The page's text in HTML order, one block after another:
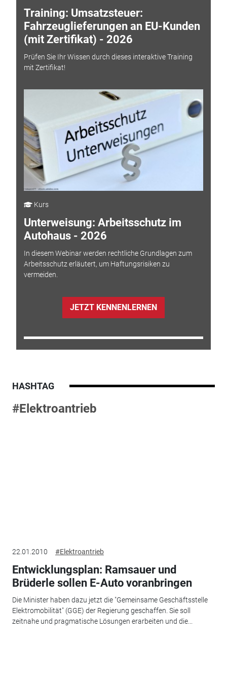
Training: Umsatzsteuer:
Fahrzeuglieferungen an EU-Kunden
(mit Zertifikat) - 2026
Prüfen Sie Ihr Wissen durch dieses interaktive Training
mit Zertifikat!
Kurs
Unterweisung: Arbeitsschutz im
Autohaus - 2026
In diesem Webinar werden rechtliche Grundlagen zum
Arbeitsschutz erläutert, um Haftungsrisiken zu
vermeiden.
JETZT KENNENLERNEN
HASHTAG
#Elektroantrieb
22.01.2010 #Elektroantrieb
Entwicklungsplan: Ramsauer und
Brüderle sollen E-Auto voranbringen
Die Minister haben dazu jetzt die "Gemeinsame Geschäftsstelle
Elektromobilität" (GGE) der Regierung geschaffen. Sie soll
zeitnahe und pragmatische Lösungen erarbeiten und die...